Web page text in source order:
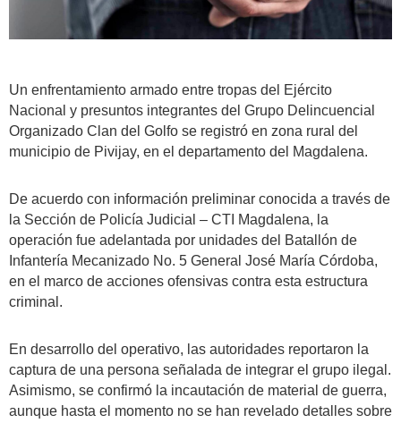
Un enfrentamiento armado entre tropas del Ejército
Nacional y presuntos integrantes del Grupo Delincuencial
Organizado Clan del Golfo se registró en zona rural del
municipio de Pivijay, en el departamento del Magdalena.
De acuerdo con información preliminar conocida a través de
la Sección de Policía Judicial – CTI Magdalena, la
operación fue adelantada por unidades del Batallón de
Infantería Mecanizado No. 5 General José María Córdoba,
en el marco de acciones ofensivas contra esta estructura
criminal.
En desarrollo del operativo, las autoridades reportaron la
captura de una persona señalada de integrar el grupo ilegal.
Asimismo, se confirmó la incautación de material de guerra,
aunque hasta el momento no se han revelado detalles sobre